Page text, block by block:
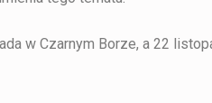
w Czarnym Borze, a 22